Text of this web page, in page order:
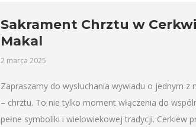
Sakrament Chrztu w
Makal
2 marca 2025
Zapraszamy do wysłuchania wywiadu o jednym
– chrztu. To nie tylko moment włączenia do
pełne symboliki i wielowiekowej tradycji.